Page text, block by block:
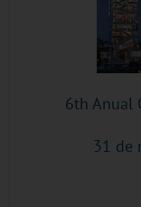
6th Anual
31 de